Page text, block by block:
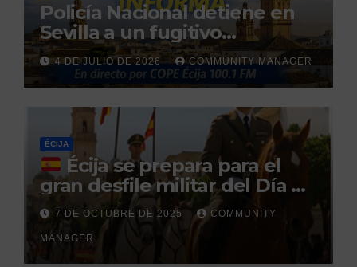
Policía Nacional detiene en
Sevilla a un fugitivo
reclamado por narcotráfico
tras no regresar a prisión
durante un permiso
penitenciario
4 DE JULIO DE 2026 COMMUNITY MANAGER
ÉCIJA
Écija se prepara para el
gran desfile militar del Día de
la Hispanidad organizado por
el Centro Militar de Cría
Caballar
7 DE OCTUBRE DE 2025 COMMUNITY
MANAGER